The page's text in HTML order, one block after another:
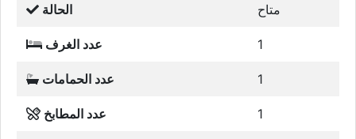
الحالة
متاح
عدد الغرف 1
عدد الحمامات 1
عدد المطابخ 1